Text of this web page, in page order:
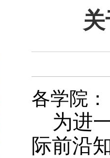
各学院：
为进
际前沿